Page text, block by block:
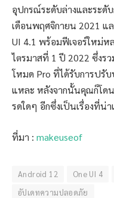
อุปกรณ์ระดับล่างและระดับ
เดือนพฤศจิกายน 2021 แ
UI 4.1 พร้อมฟีเจอร์ใหม่
ไตรมาสที่ 1 ปี 2022 ซึ่งรว
โหมด Pro ที่ได้รับการปรั
แหละ หลังจากนั้นคุณก็โด
รดใดๆ อีกซึ่งเป็นเรื่องที่น่า
ที่มา : makeuseof
Android 12 One UI 4
อัปเดทความปลอดภัย